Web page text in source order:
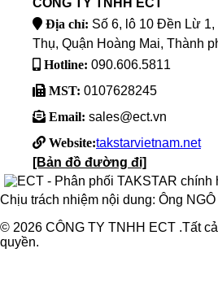
CÔNG TY TNHH ECT
Địa chỉ: Số 6, lô 10 Đền Lừ
Thụ, Quận Hoàng Mai, Thành
Hotline: 090.606.5811
MST: 0107628245
Email: sales@ect.vn
Website:takstarvietnam.net
[Bản đồ đường đi]
Chịu trách nhiệm nội dung: Ông
© 2026 CÔNG TY TNHH ECT .Tất
quyền.